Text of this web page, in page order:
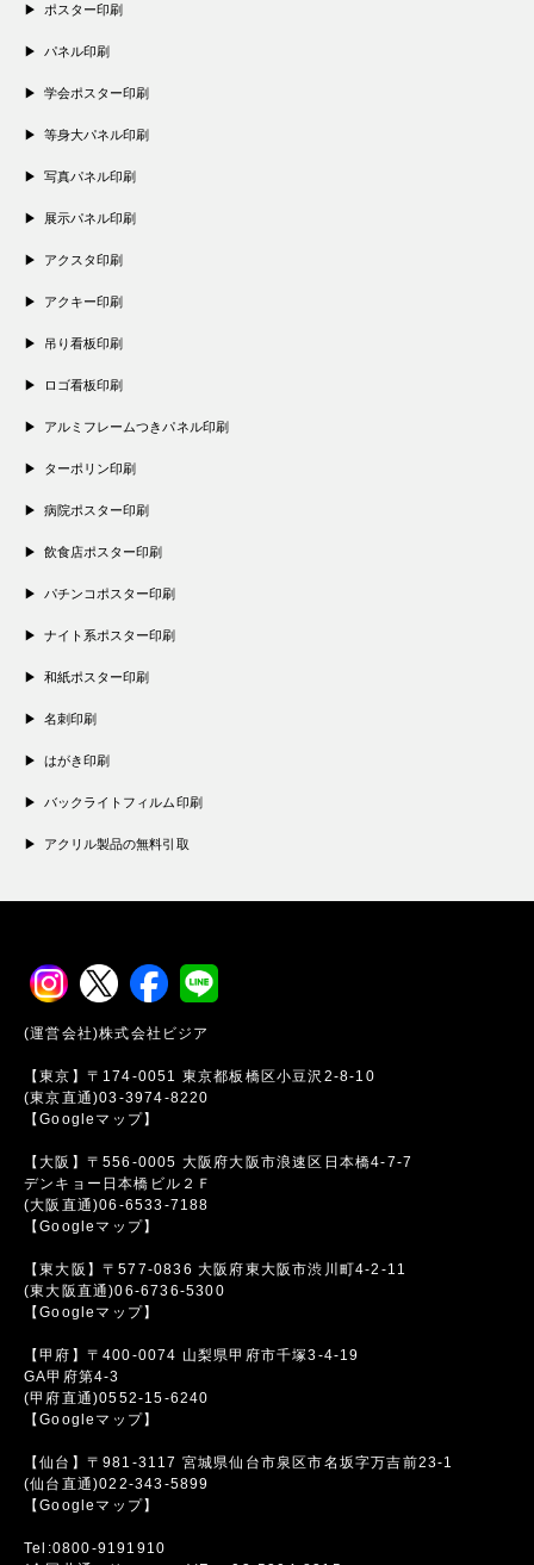
ポスター印刷
パネル印刷
学会ポスター印刷
等身大パネル印刷
写真パネル印刷
展示パネル印刷
アクスタ印刷
アクキー印刷
吊り看板印刷
ロゴ看板印刷
アルミフレームつきパネル印刷
ターポリン印刷
病院ポスター印刷
飲食店ポスター印刷
パチンコポスター印刷
ナイト系ポスター印刷
和紙ポスター印刷
名刺印刷
はがき印刷
バックライトフィルム印刷
アクリル製品の無料引取
(運営会社)株式会社ビジア
【東京】〒174-0051 東京都板橋区小豆沢2-8-10
(東京直通)03-3974-8220
【Googleマップ】
【大阪】〒556-0005 大阪府大阪市浪速区日本橋4-7-7
デンキョー日本橋ビル２Ｆ
(大阪直通)06-6533-7188
【Googleマップ】
【東大阪】〒577-0836 大阪府東大阪市渋川町4-2-11
(東大阪直通)06-6736-5300
【Googleマップ】
【甲府】〒400-0074 山梨県甲府市千塚3-4-19
GA甲府第4-3
(甲府直通)0552-15-6240
【Googleマップ】
【仙台】〒981-3117 宮城県仙台市泉区市名坂字万吉前23-1
(仙台直通)022-343-5899
【Googleマップ】
Tel:0800-9191910